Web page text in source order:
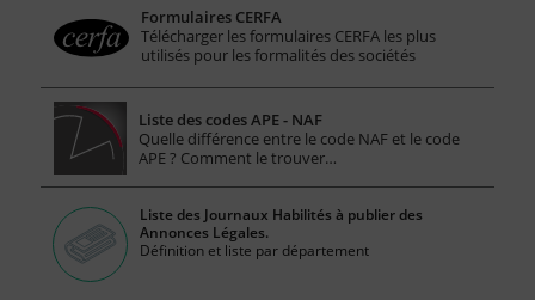
Formulaires CERFA
Télécharger les formulaires CERFA les plus
utilisés pour les formalités des sociétés
Liste des codes APE - NAF
Quelle différence entre le code NAF et le code
APE ? Comment le trouver…
Liste des Journaux Habilités à publier des
Annonces Légales.
Définition et liste par département